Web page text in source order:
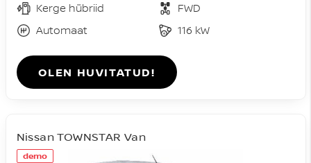
Kerge hübriid
FWD
Automaat
116 kW
OLEN HUVITATUD!
demo
Nissan TOWNSTAR Van